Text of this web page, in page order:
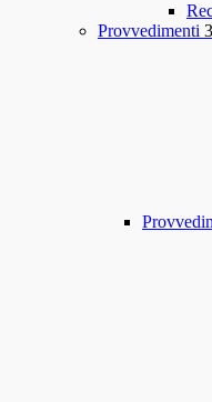
Provvedimenti